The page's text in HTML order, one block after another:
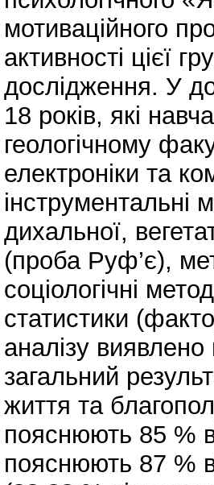
мотиваційного
активності цієї
дослідження. У
18 років, які
геологічному
електроніки та
інструментальні
дихальної,
(проба Руф’є),
соціологічні
статистики
аналізу
загальний
життя та
пояснюють 85 %
пояснюють 87 %